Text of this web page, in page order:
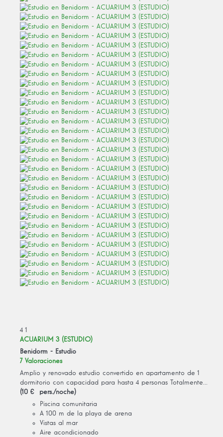
4 1
ACUARIUM 3 (ESTUDIO)
Benidorm - Estudio
7 Valoraciones
Amplio y renovado estudio convertido en apartamento de 1
dormitorio con capacidad para hasta 4 personas Totalmente...
(10 € pers./noche)
Piscina comunitaria
A 100 m de la playa de arena
Vistas al mar
Aire acondicionado